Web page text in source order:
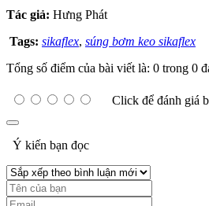
Tác giả: Hưng Phát
Tags: sikaflex, súng bơm keo sikaflex
Tổng số điểm của bài viết là: 0 trong 0
Click để đánh giá
Ý kiến bạn đọc